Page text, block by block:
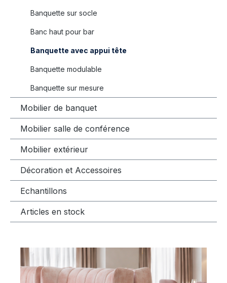
Banquette sur socle
Banc haut pour bar
Banquette avec appui tête
Banquette modulable
Banquette sur mesure
Mobilier de banquet
Mobilier salle de conférence
Mobilier extérieur
Décoration et Accessoires
Echantillons
Articles en stock